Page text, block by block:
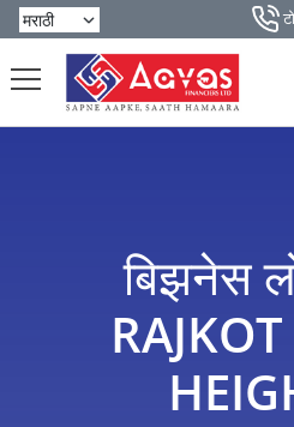
बिझनेस